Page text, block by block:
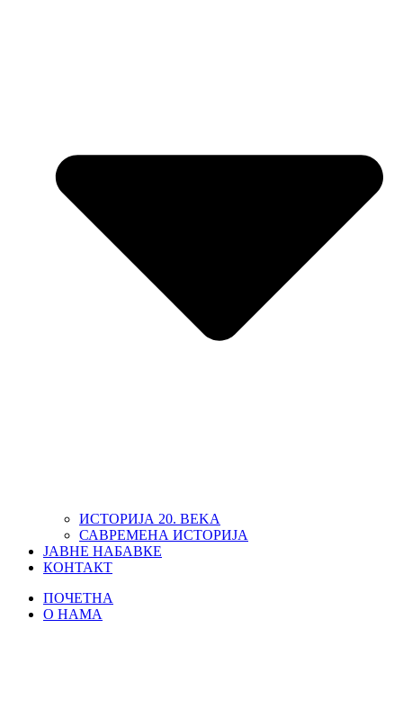
ИСТОРИЈА 20. ВЕKА
САВРЕМЕНА ИСТОРИЈА
ЈАВНЕ НАБАВКЕ
КОНТАКТ
ПОЧЕТНА
О НАМА